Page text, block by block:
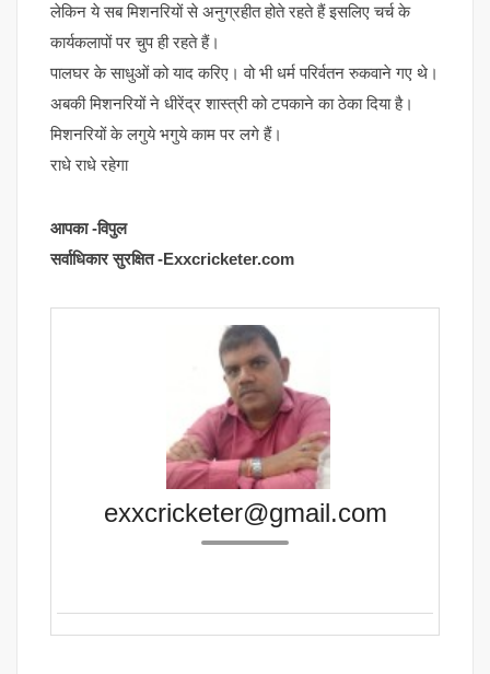
लेकिन ये सब मिशनरियों से अनुग्रहीत होते रहते हैं इसलिए चर्च के
कार्यकलापों पर चुप ही रहते हैं।
पालघर के साधुओं को याद करिए। वो भी धर्म परिर्वतन रुकवाने गए थे।
अबकी मिशनरियों ने धीरेंद्र शास्त्री को टपकाने का ठेका दिया है।
मिशनरियों के लगुये भगुये काम पर लगे हैं।
राधे राधे रहेगा
आपका -विपुल
सर्वाधिकार सुरक्षित -Exxcricketer.com
exxcricketer@gmail.com